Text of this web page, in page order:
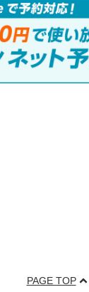
PAGE TOP